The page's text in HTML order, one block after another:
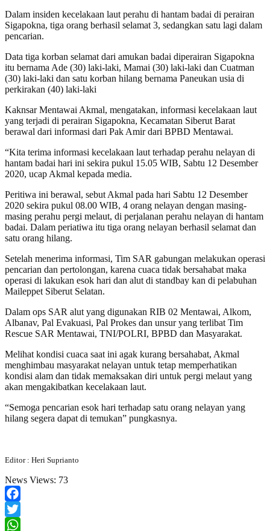
Dalam insiden kecelakaan laut perahu di hantam badai di perairan
Sigapokna, tiga orang berhasil selamat 3, sedangkan satu lagi dalam
pencarian.
Data tiga korban selamat dari amukan badai diperairan Sigapokna
itu bernama Ade (30) laki-laki, Mamai (30) laki-laki dan Cuatman
(30) laki-laki dan satu korban hilang bernama Paneukan usia di
perkirakan (40) laki-laki
Kaknsar Mentawai Akmal, mengatakan, informasi kecelakaan laut
yang terjadi di perairan Sigapokna, Kecamatan Siberut Barat
berawal dari informasi dari Pak Amir dari BPBD Mentawai.
“Kita terima informasi kecelakaan laut terhadap perahu nelayan di
hantam badai hari ini sekira pukul 15.05 WIB, Sabtu 12 Desember
2020, ucap Akmal kepada media.
Peritiwa ini berawal, sebut Akmal pada hari Sabtu 12 Desember
2020 sekira pukul 08.00 WIB, 4 orang nelayan dengan masing-
masing perahu pergi melaut, di perjalanan perahu nelayan di hantam
badai. Dalam periatiwa itu tiga orang nelayan berhasil selamat dan
satu orang hilang.
Setelah menerima informasi, Tim SAR gabungan melakukan operasi
pencarian dan pertolongan, karena cuaca tidak bersahabat maka
operasi di lakukan esok hari dan alut di standbay kan di pelabuhan
Maileppet Siberut Selatan.
Dalam ops SAR alut yang digunakan RIB 02 Mentawai, Alkom,
Albanav, Pal Evakuasi, Pal Prokes dan unsur yang terlibat Tim
Rescue SAR Mentawai, TNI/POLRI, BPBD dan Masyarakat.
Melihat kondisi cuaca saat ini agak kurang bersahabat, Akmal
menghimbau masyarakat nelayan untuk tetap memperhatikan
kondisi alam dan tidak memaksakan diri untuk pergi melaut yang
akan mengakibatkan kecelakaan laut.
“Semoga pencarian esok hari terhadap satu orang nelayan yang
hilang segera dapat di temukan” pungkasnya.
Editor : Heri Suprianto
News Views: 73
Facebook
Twitter